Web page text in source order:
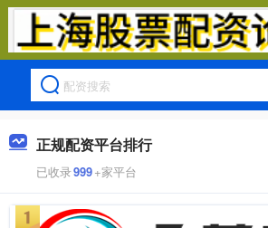
正规配资平台排行
已收录999+家平台